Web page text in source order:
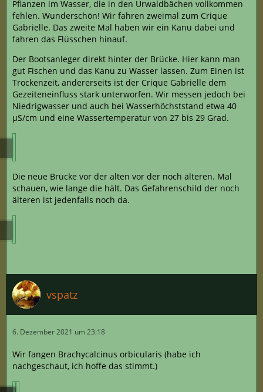
Pflanzen im Wasser, die in den Urwaldbächen vollkommen
fehlen. Wunderschön! Wir fahren zweimal zum Crique
Gabrielle. Das zweite Mal haben wir ein Kanu dabei und
fahren das Flüsschen hinauf.
Der Bootsanleger direkt hinter der Brücke. Hier kann man
gut Fischen und das Kanu zu Wasser lassen. Zum Einen ist
Trockenzeit, andererseits ist der Crique Gabrielle dem
Gezeiteneinfluss stark unterworfen. Wir messen jedoch bei
Niedrigwasser und auch bei Wasserhöchststand etwa 40
µS/cm und eine Wassertemperatur von 27 bis 29 Grad.
Die neue Brücke vor der alten vor der noch älteren. Mal
schauen, wie lange die hält. Das Gefahrenschild der noch
älteren ist jedenfalls noch da.
vspatz
6. Dezember 2021 um 23:18
Wir fangen Brachycalcinus orbicularis (habe ich
nachgeschaut, ich hoffe das stimmt.)